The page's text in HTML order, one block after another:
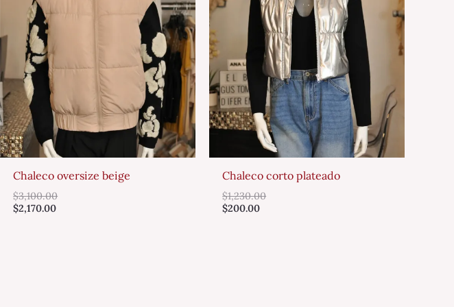
Chaleco oversize beige
$3,100.00
$2,170.00
Chaleco corto plateado
$1,230.00
$200.00